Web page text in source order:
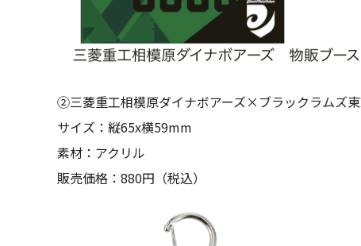
②三菱重工相模原ダイナボアーズ×ブラックラムズ
サイズ：縦65x横59mm
素材：アクリル
販売価格：880円（税込）